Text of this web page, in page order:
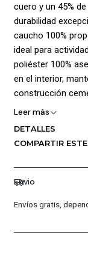
cuero y un 45%
durabilidad
caucho 100%
ideal para
poliéster 100%
en el interior,
construcción
y listos para
¡Ventajas de
Calidad
Distribuidores
Confianza
Preguntas
Leer más
DETALLES
COMPARTIR
Envio
Envíos gratis,